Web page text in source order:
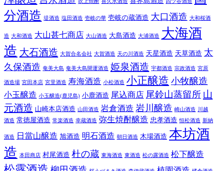
吹上焼酎 喜久水酒造 四ツ谷酒造
分酒造 堤酒造 塩田酒造 壱岐の華 壱岐の蔵酒造 大口酒造 大和桜酒
造 大和酒造 大山甚七商店 大山酒造 大島酒造 大浦酒造
大海酒
造 大石酒造 大賀合名会社 大賀酒造 天の川酒造 天星酒造 天草酒造 太
久保酒造 奄美大島 奄美大島開運酒造 姫泉酒造 宇都酒造 宗政酒造 宮原
酒造場 宮田本店 宮里酒造 寿海酒造 小松酒造 小正醸造 小牧醸造
小玉醸造 小玉醸造(鹿児島) 小鹿酒造 尾込商店 尾鈴山蒸留所 山
元酒造 山崎本店酒造 山田酒造 岩倉酒造 岩川醸造 崎山酒造 川越
酒造 常徳屋酒造 常楽酒造 幸蔵酒造 弥生焼酎醸造 忠孝酒造 恒松酒造 新納
酒造 日當山醸造 旭酒造 明石酒造 朝日酒造 木場酒造 本坊酒
造 本田商店 村尾酒造 杜の蔵 東海酒造 東酒造 松の露酒造 松下醸造